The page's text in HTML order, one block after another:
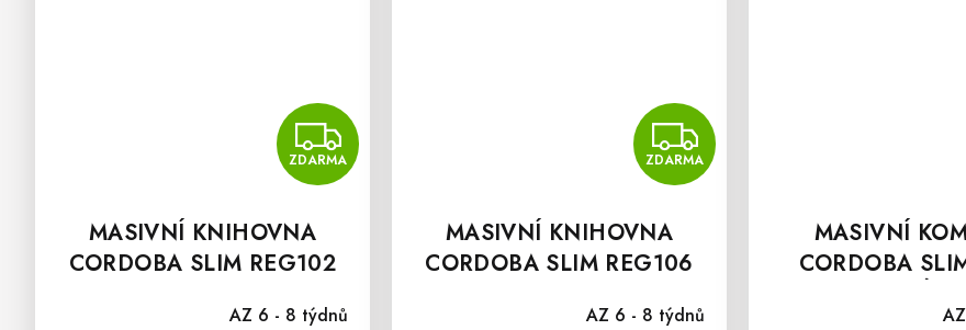
ZDARMA
ZDARMA
MASIVNÍ KNIHOVNA
CORDOBA SLIM REG102
AZ 6 - 8 týdnů
ZDARMA
ZDARMA
MASIVNÍ KNIHOVNA
CORDOBA SLIM REG106
AZ 6 - 8 týdnů
MASIVNÍ
CORDOBA